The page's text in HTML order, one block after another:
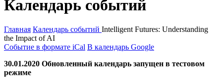
Календарь событий
Главная Календарь событий Intelligent Futures: Understanding
the Impact of AI
Событие в формате iCal В календарь Google
30.01.2020 Обновленный календарь запущен в тестовом
режиме